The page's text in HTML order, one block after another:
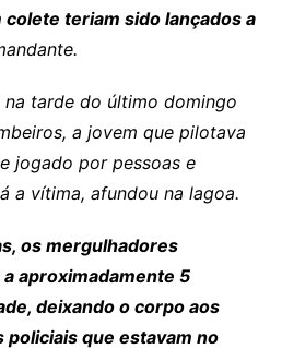
teriam sido lançados a
na tarde do último domingo
a jovem que pilotava
jogado por pessoas e
a vítima, afundou na lagoa.
os mergulhadores
aproximadamente 5
deixando o corpo aos
policiais que estavam no